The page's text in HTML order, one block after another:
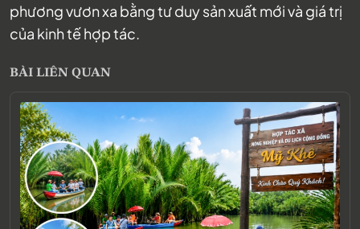
phương vươn xa bằng tư duy sản xuất mới và giá trị
của kinh tế hợp tác.
BÀI LIÊN QUAN